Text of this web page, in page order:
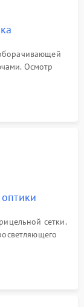
Осмотр
и
смещения
сетки.
стекол